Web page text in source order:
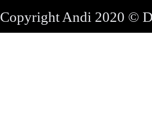
Copyright Andi 2020 ©